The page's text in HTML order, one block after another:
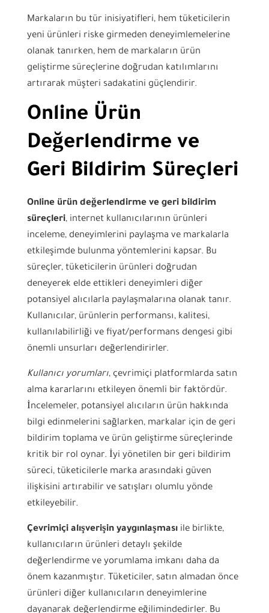
Markaların bu tür inisiyatifleri, hem tüketicilerin
yeni ürünleri riske girmeden deneyimlemelerine
olanak tanırken, hem de markaların ürün
geliştirme süreçlerine doğrudan katılımlarını
artırarak müşteri sadakatini güçlendirir.
Online Ürün
Değerlendirme ve
Geri Bildirim Süreçleri
Online ürün değerlendirme ve geri bildirim
süreçleri, internet kullanıcılarının ürünleri
inceleme, deneyimlerini paylaşma ve markalarla
etkileşimde bulunma yöntemlerini kapsar. Bu
süreçler, tüketicilerin ürünleri doğrudan
deneyerek elde ettikleri deneyimleri diğer
potansiyel alıcılarla paylaşmalarına olanak tanır.
Kullanıcılar, ürünlerin performansı, kalitesi,
kullanılabilirliği ve fiyat/performans dengesi gibi
önemli unsurları değerlendirirler.
Kullanıcı yorumları, çevrimiçi platformlarda satın
alma kararlarını etkileyen önemli bir faktördür.
İncelemeler, potansiyel alıcıların ürün hakkında
bilgi edinmelerini sağlarken, markalar için de geri
bildirim toplama ve ürün geliştirme süreçlerinde
kritik bir rol oynar. İyi yönetilen bir geri bildirim
süreci, tüketicilerle marka arasındaki güven
ilişkisini artırabilir ve satışları olumlu yönde
etkileyebilir.
Çevrimiçi alışverişin yaygınlaşmasıile birlikte,
kullanıcıların ürünleri detaylı şekilde
değerlendirme ve yorumlama imkanı daha da
önem kazanmıştır. Tüketiciler, satın almadan önce
ürünleri diğer kullanıcıların deneyimlerine
dayanarak değerlendirme eğilimindedirler. Bu